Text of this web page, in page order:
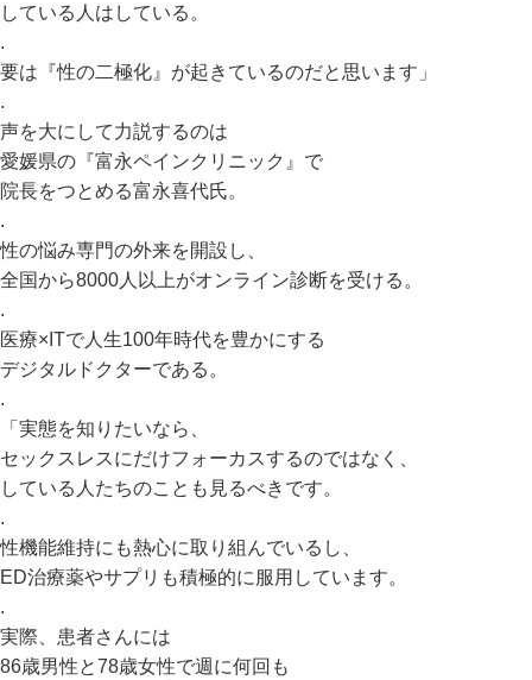
している人はしている。
.
要は『性の二極化』が起きているのだと思います」
.
声を大にして力説するのは
愛媛県の『富永ペインクリニック』で
院長をつとめる富永喜代氏。
.
性の悩み専門の外来を開設し、
全国から8000人以上がオンライン診断を受ける。
.
医療×ITで人生100年時代を豊かにする
デジタルドクターである。
.
「実態を知りたいなら、
セックスレスにだけフォーカスするのではなく、
している人たちのことも見るべきです。
.
性機能維持にも熱心に取り組んでいるし、
ED治療薬やサプリも積極的に服用しています。
.
実際、患者さんには
86歳男性と78歳女性で週に何回も